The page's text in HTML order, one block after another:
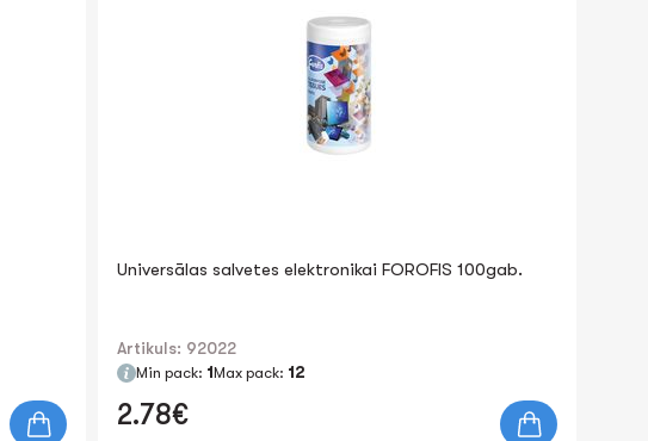
Universālas salvetes elektronikai FOROFIS 100gab.
Artikuls: 92022
Min pack: 1Max pack: 12
2.78€